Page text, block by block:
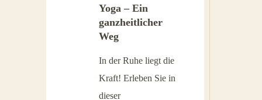
Yoga – Ein
ganzheitlicher
Weg
In der Ruhe liegt die
Kraft! Erleben Sie in
dieser